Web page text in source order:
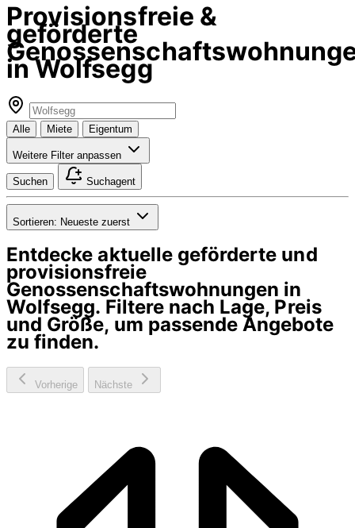
Provisionsfreie &
geförderte
in Wolfsegg
Alle Miete Eigentum
Weitere Filter anpassen
Suchen Suchagent
Sortieren: Neueste zuerst
Entdecke aktuelle geförderte und
provisionsfreie
Genossenschaftswohnungen in
Wolfsegg. Filtere nach Lage, Preis
und Größe, um passende Angebote
zu finden.
Vorherige Nächste